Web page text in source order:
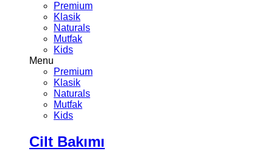
Premium
Klasik
Naturals
Mutfak
Kids
Menu
Premium
Klasik
Naturals
Mutfak
Kids
Cilt Bakımı